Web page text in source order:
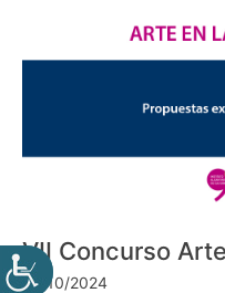
VII Concurso
24/10/2024